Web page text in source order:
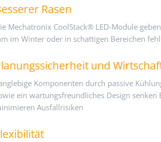
Rasen
Mechatronix CoolStack® LED-Module
im Winter oder in schattigen Bereichen
und
Komponenten durch passive
ein wartungsfreundliches Design senken
Ausfallrisiken